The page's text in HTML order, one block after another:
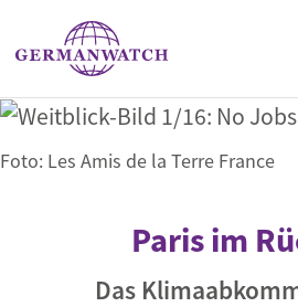
Direkt zum Inhalt
Stichwortsuche
Foto: Les Amis de la Terre France
Paris im
Das